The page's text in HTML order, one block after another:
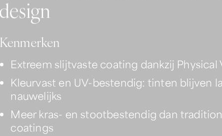
esign
Extreem slijtvaste coating dankzij Physical
Kleurvast en UV-bestendig: tinten blijven
nauwelijks
Meer kras- en stootbestendig dan
coatings